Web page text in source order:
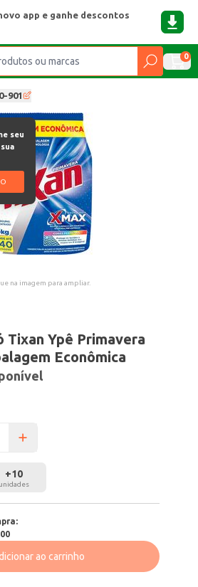
app e ganhe descontos
0
901
seu
na imagem para ampliar.
Tixan Ypê Primavera
Econômica
+10
unidades
ao carrinho